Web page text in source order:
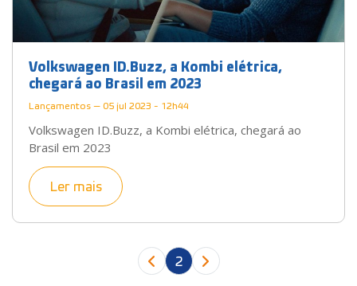
Volkswagen ID.Buzz, a Kombi elétrica,
chegará ao Brasil em 2023
Lançamentos — 05 jul 2023 - 12h44
Volkswagen ID.Buzz, a Kombi elétrica, chegará ao
Brasil em 2023
Ler mais
2